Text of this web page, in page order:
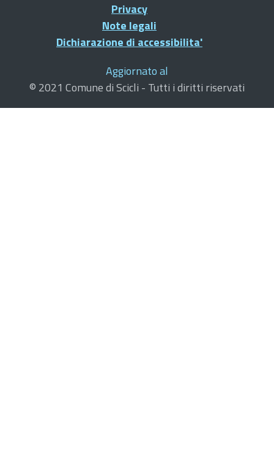
Privacy
Note legali
Dichiarazione di accessibilita'
Aggiornato al
© 2021 Comune di Scicli - Tutti i diritti riservati